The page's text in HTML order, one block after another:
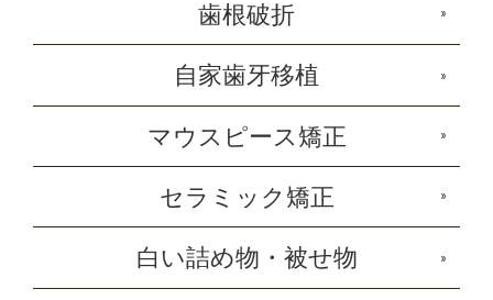
歯根破折
自家歯牙移植
マウスピース矯正
セラミック矯正
白い詰め物・被せ物